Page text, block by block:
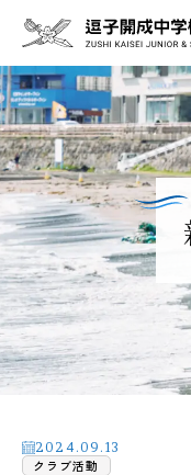
学校紹介
逗子開成の教育
学校生活
進路進学
2024.09.13
クラブ活動